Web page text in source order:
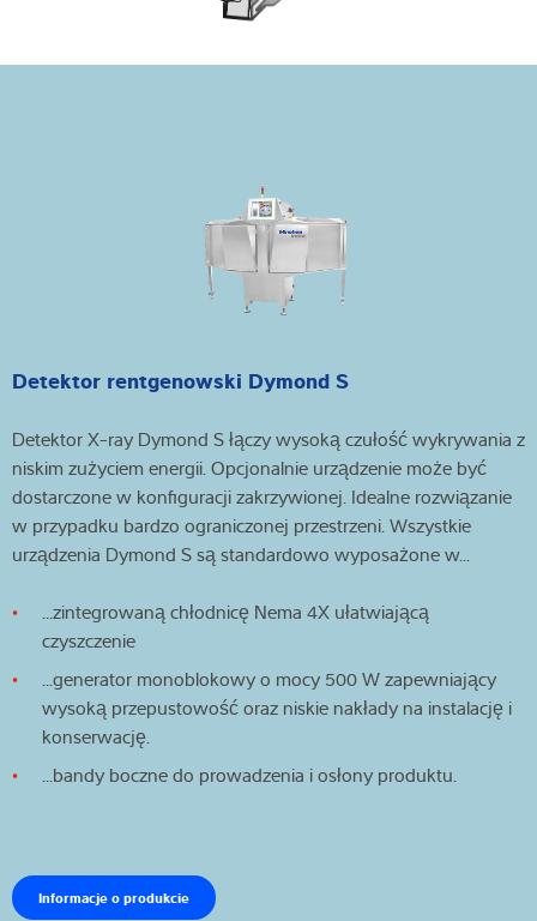
Detektor rentgenowski Dymond S
Detektor X-ray Dymond S łączy wysoką czułość wykrywania z
niskim zużyciem energii. Opcjonalnie urządzenie może być
dostarczone w konfiguracji zakrzywionej. Idealne rozwiązanie
w przypadku bardzo ograniczonej przestrzeni. Wszystkie
urządzenia Dymond S są standardowo wyposażone w...
...zintegrowaną chłodnicę Nema 4X ułatwiającą
czyszczenie
...generator monoblokowy o mocy 500 W zapewniający
wysoką przepustowość oraz niskie nakłady na instalację i
konserwację.
...bandy boczne do prowadzenia i osłony produktu.
Informacje o produkcie